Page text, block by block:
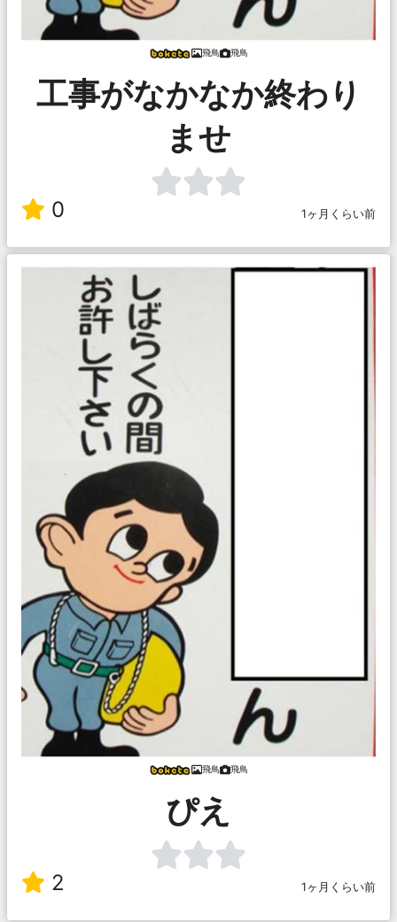
飛鳥 飛鳥
工事がなかなか終わり
ませ
0 1ヶ月くらい前
飛鳥 飛鳥
ぴえ
2 1ヶ月くらい前